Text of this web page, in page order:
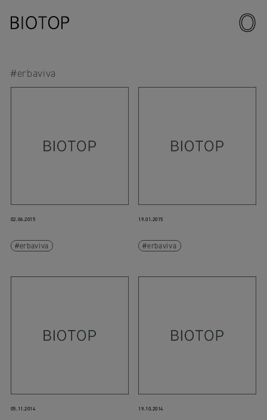
#erbaviva
02.06.2015
erbaviva
19.01.2015
erbaviva
05.11.2014 19.10.2014